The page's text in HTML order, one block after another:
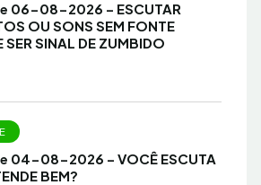
06-08-2026 – ESCUTAR
OU SONS SEM FONTE
SER SINAL DE ZUMBIDO
04-08-2026 – VOCÊ ESCUTA
BEM?